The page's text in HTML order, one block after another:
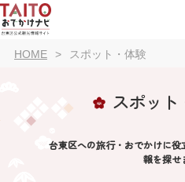
HOME スポット・体験
スポット
台東区への旅行・おでかけに
報を探せ